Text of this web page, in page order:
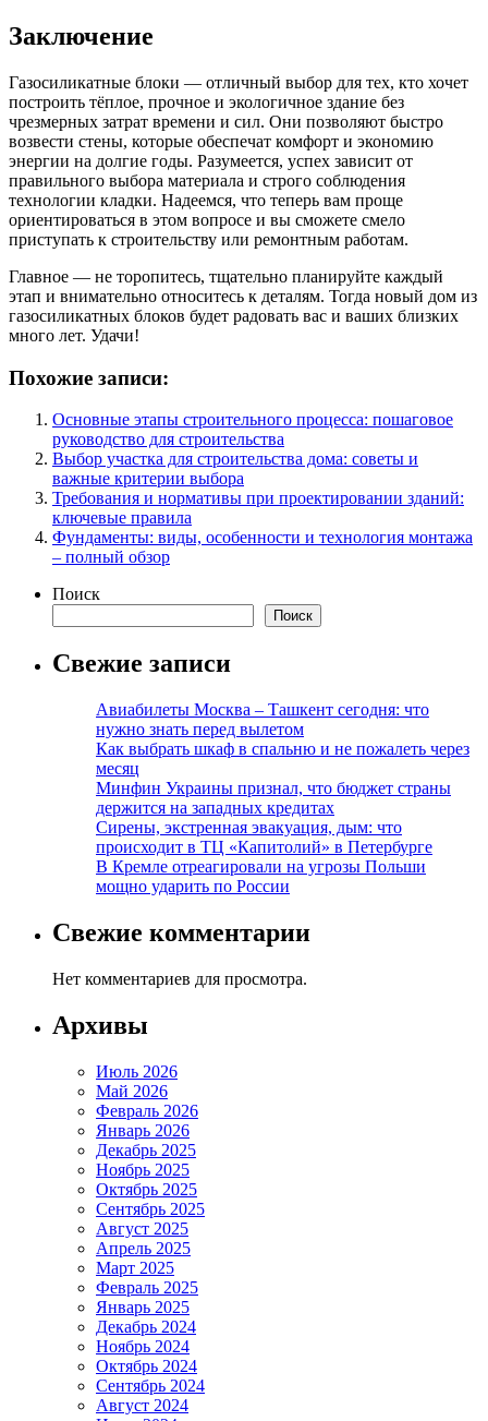
Заключение
Газосиликатные блоки — отличный выбор для тех, кто хочет
построить тёплое, прочное и экологичное здание без
чрезмерных затрат времени и сил. Они позволяют быстро
возвести стены, которые обеспечат комфорт и экономию
энергии на долгие годы. Разумеется, успех зависит от
правильного выбора материала и строго соблюдения
технологии кладки. Надеемся, что теперь вам проще
ориентироваться в этом вопросе и вы сможете смело
приступать к строительству или ремонтным работам.
Главное — не торопитесь, тщательно планируйте каждый
этап и внимательно относитесь к деталям. Тогда новый дом из
газосиликатных блоков будет радовать вас и ваших близких
много лет. Удачи!
Похожие записи:
Основные этапы строительного процесса: пошаговое
руководство для строительства
Выбор участка для строительства дома: советы и
важные критерии выбора
Требования и нормативы при проектировании зданий:
ключевые правила
Фундаменты: виды, особенности и технология монтажа
– полный обзор
Поиск
Поиск
Свежие записи
Авиабилеты Москва – Ташкент сегодня: что
нужно знать перед вылетом
Как выбрать шкаф в спальню и не пожалеть через
месяц
Минфин Украины признал, что бюджет страны
держится на западных кредитах
Сирены, экстренная эвакуация, дым: что
происходит в ТЦ «Капитолий» в Петербурге
В Кремле отреагировали на угрозы Польши
мощно ударить по России
Свежие комментарии
Нет комментариев для просмотра.
Архивы
Июль 2026
Май 2026
Февраль 2026
Январь 2026
Декабрь 2025
Ноябрь 2025
Октябрь 2025
Сентябрь 2025
Август 2025
Апрель 2025
Март 2025
Февраль 2025
Январь 2025
Декабрь 2024
Ноябрь 2024
Октябрь 2024
Сентябрь 2024
Август 2024